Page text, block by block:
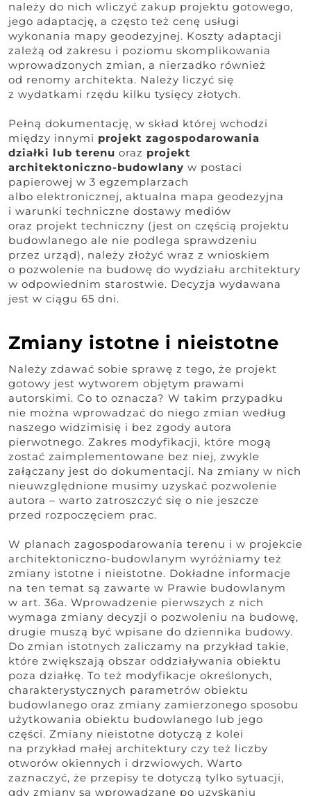
należy do nich wliczyć zakup projektu gotowego,
jego adaptację, a często też cenę usługi
wykonania mapy geodezyjnej. Koszty adaptacji
zależą od zakresu i poziomu skomplikowania
wprowadzonych zmian, a nierzadko również
od renomy architekta. Należy liczyć się
z wydatkami rzędu kilku tysięcy złotych.
Pełną dokumentację, w skład której wchodzi
między innymi projekt zagospodarowania
działki lub terenu oraz projekt
architektoniczno-budowlany w postaci
papierowej w 3 egzemplarzach
albo elektronicznej, aktualna mapa geodezyjna
i warunki techniczne dostawy mediów
oraz projekt techniczny (jest on częścią projektu
budowlanego ale nie podlega sprawdzeniu
przez urząd), należy złożyć wraz z wnioskiem
o pozwolenie na budowę do wydziału architektury
w odpowiednim starostwie. Decyzja wydawana
jest w ciągu 65 dni.
Zmiany istotne i nieistotne
Należy zdawać sobie sprawę z tego, że projekt
gotowy jest wytworem objętym prawami
autorskimi. Co to oznacza? W takim przypadku
nie można wprowadzać do niego zmian według
naszego widzimisię i bez zgody autora
pierwotnego. Zakres modyfikacji, które mogą
zostać zaimplementowane bez niej, zwykle
załączany jest do dokumentacji. Na zmiany w nich
nieuwzględnione musimy uzyskać pozwolenie
autora – warto zatroszczyć się o nie jeszcze
przed rozpoczęciem prac.
W planach zagospodarowania terenu i w projekcie
architektoniczno-budowlanym wyróżniamy też
zmiany istotne i nieistotne. Dokładne informacje
na ten temat są zawarte w Prawie budowlanym
w art. 36a. Wprowadzenie pierwszych z nich
wymaga zmiany decyzji o pozwoleniu na budowę,
drugie muszą być wpisane do dziennika budowy.
Do zmian istotnych zaliczamy na przykład takie,
które zwiększają obszar oddziaływania obiektu
poza działkę. To też modyfikacje określonych,
charakterystycznych parametrów obiektu
budowlanego oraz zmiany zamierzonego sposobu
użytkowania obiektu budowlanego lub jego
części. Zmiany nieistotne dotyczą z kolei
na przykład małej architektury czy też liczby
otworów okiennych i drzwiowych. Warto
zaznaczyć, że przepisy te dotyczą tylko sytuacji,
gdy zmiany są wprowadzane po uzyskaniu